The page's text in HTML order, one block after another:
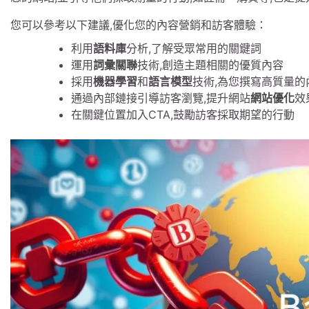
您可以參考以下建議,優化您的內容營銷和訪客體驗：
利用語料庫分析,了解受眾常用的關鍵詞
運用詞彙關聯技術,創造主題相關的優質內容
採用機器學習和語言模型技術,為您撰寫高質量的
通過內部鏈接引導訪客瀏覽,提升網站網站優化效
在關鍵位置加入CTA,鼓勵訪客採取期望的行動